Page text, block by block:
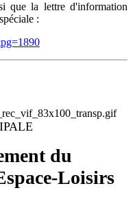
que la lettre d'information
:
du
Loisirs